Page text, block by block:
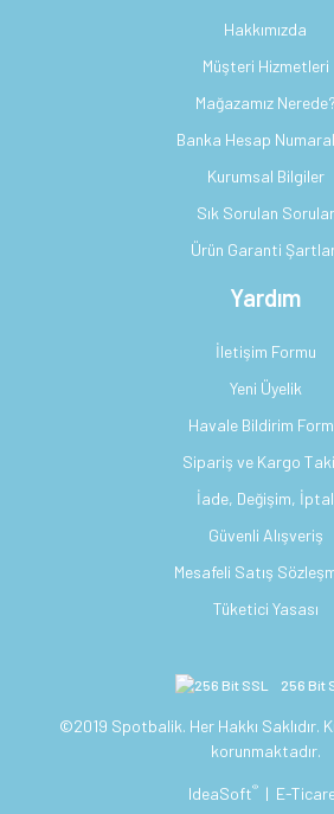
Hakkımızda
Müşteri Hizmetleri
Mağazamız Nerede?
Banka Hesap
Kurumsal Bilgiler
Sık Sorulan Sorular
Ürün Garanti
Yardım
İletişim Formu
Yeni Üyelik
Havale Bildirim
Sipariş ve Kargo
İade, Değişim, İptal
Güvenli Alışveriş
Mesafeli Satış
Tüketici Yasası
256 Bit
©2019 Spotbalik. Her Hakkı Saklıdır.
korunmaktadır.
IdeaSoft® | E-